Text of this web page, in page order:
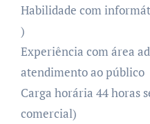
Habilidade com
)
Experiência com área
atendimento ao público
Carga horária 44 horas
comercial)